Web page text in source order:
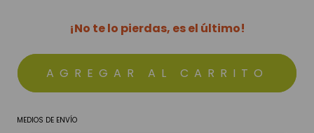
¡No te lo pierdas, es el último!
MEDIOS DE ENVÍO